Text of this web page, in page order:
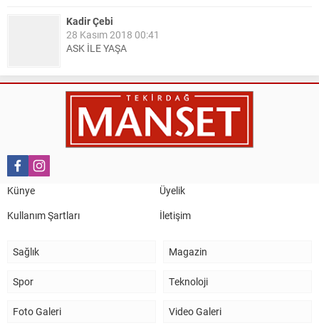
Kadir Çebi
28 Kasım 2018 00:41
ASK İLE YAŞA
Nail Kazanç
10 Mart 2023 21:36
HAYDİ TEKİRDAĞ MAÇA !!!!
TEKİRDAĞ İL EMNİYET MÜDÜRÜMÜZE HAYIRLI OLSUN
Künye
Üyelik
Kullanım Şartları
İletişim
Sağlık Magazin
Spor Teknoloji
Foto Galeri Video Galeri